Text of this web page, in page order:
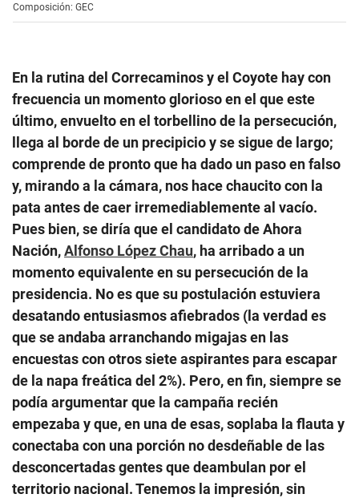
Composición: GEC
En la rutina del Correcaminos y el Coyote hay con
frecuencia un momento glorioso en el que este
último, envuelto en el torbellino de la persecución,
llega al borde de un precipicio y se sigue de largo;
comprende de pronto que ha dado un paso en falso
y, mirando a la cámara, nos hace chaucito con la
pata antes de caer irremediablemente al vacío.
Pues bien, se diría que el candidato de Ahora
Nación,Alfonso López Chau, ha arribado a un
momento equivalente en su persecución de la
presidencia. No es que su postulación estuviera
desatando entusiasmos afiebrados (la verdad es
que se andaba arranchando migajas en las
encuestas con otros siete aspirantes para escapar
de la napa freática del 2%). Pero, en fin, siempre se
podía argumentar que la campaña recién
empezaba y que, en una de esas, soplaba la flauta y
conectaba con una porción no desdeñable de las
desconcertadas gentes que deambulan por el
territorio nacional. Tenemos la impresión, sin